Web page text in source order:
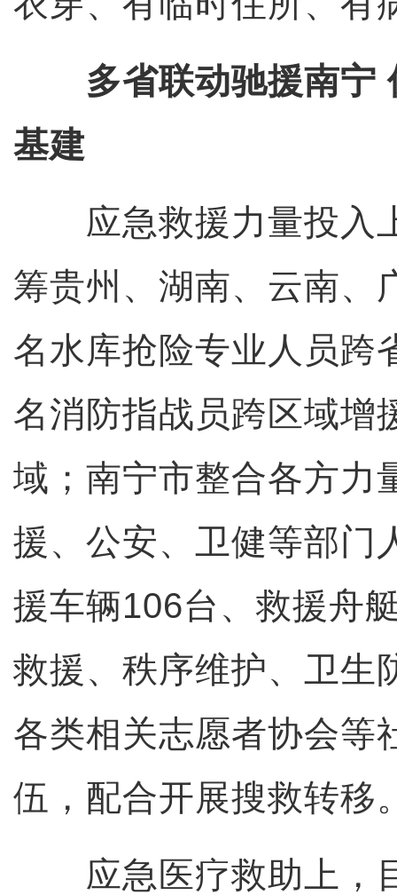
多省联动驰援南宁
基建
应急救援力量投入
筹贵州、湖南、云南、
名水库抢险专业人员跨
名消防指战员跨区域增
域；南宁市整合各方力
援、公安、卫健等部门
援车辆106台、救援舟
救援、秩序维护、卫生
各类相关志愿者协会等
伍，配合开展搜救转移
应急医疗救助上，